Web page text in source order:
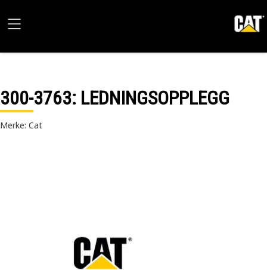
300-3763: LEDNINGSOPPLEGG
Merke: Cat